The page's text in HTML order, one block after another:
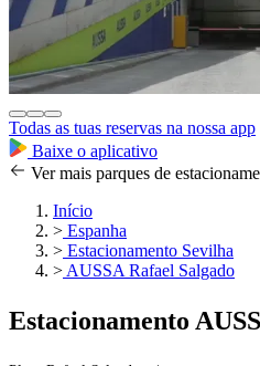
Todas as tuas reservas na nossa app
Baixe o aplicativo
Ver mais parques de
Início
> Espanha
> Estacionamento Sevilha
> AUSSA Rafael Salgado
Estacionamento